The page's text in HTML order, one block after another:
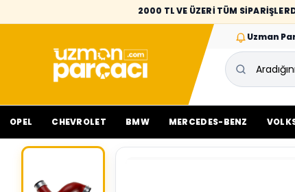
2000 TL VE ÜZERİ TÜM
Uzman
OPEL CHEVROLET BMW MERCEDES-BENZ